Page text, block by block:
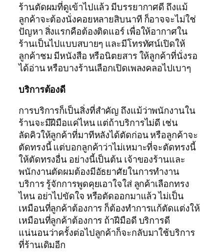
ร้านตัดผมที่ดูเข้าไปแล้ว มีบรรยากาศดี ถึงแม้
ลูกค้าจะต้องนั่งคอยหลายสิบนาที ก็อาจจะไม่ใช่
ปัญหา สิ่งแรกคือต้องติดแอร์ เพื่อให้อากาศใน
ร้านเป็นไปแบบสบายๆ และมีโทรทัศน์เปิดให้
ลูกค้าชม มีหนังสือ หรือนิตยสาร ให้ลูกค้าที่นั่งรอ
ได้อ่าน หรือบางร้านเลือกเปิดเพลงคลอไปเบาๆ
บริการต้องดี
การบริการก็เป็นสิ่งที่สำคัญ ถึงแม้ว่าพนักงานใน
ร้านจะมีฝีมือแค่ไหน แต่ถ้าบริการไม่ดี เช่น
ลัดคิวให้ลูกค้าที่มาทีหลังได้ตัดก่อน หรือลูกค้าจะ
ตัดทรงนี้ แต่บอกลูกค้าว่าไม่เหมาะที่จะตัดทรงนี้
ให้ตัดทรงอื่น อย่างนี้เป็นต้น เจ้าของร้านและ
พนักงานตัดผมต้องมีอัธยาศัยในการทำงาน
บริการ รู้จักการพูดคุยเอาใจใส่ ลูกค้าเลือกทรง
ไหน อย่าไปขัดใจ หรือตัดออกมาแล้ว ไม่เป็น
เหมือนที่ลูกค้าต้องการ ก็ต้องทำการแก้ตัดแต่งให้
เหมือนที่ลูกค้าต้องการ ถ้าฝีมือดี บริการดี
แน่นอนว่าครั้งต่อไปลูกค้าก็จะกลับมาใช้บริการ
ที่ร้านเดิมอีก